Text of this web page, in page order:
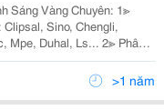
Sáng Vàng Chuyên: 1≫
Sino, Chengli,
Duhal, Ls... 2≫ Phân
Thất: Hufa Lighting,
Sano,
>1 năm